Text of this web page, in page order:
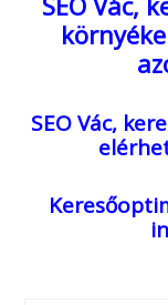
SEO Vác,